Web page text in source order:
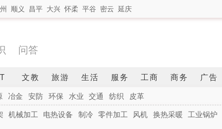
顺义 昌平 大兴 怀柔 平谷 密云 延庆
问答
文教 旅游 生活 服务 工商 商务 广告
冶金 安防 环保 水业 交通 纺织
皮革
机械加工 电热设备 制冷 零件加工 风机 换热采暖 工业锅炉